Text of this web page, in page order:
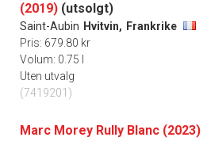
(2019) (utsolgt)
Saint-Aubin Hvitvin, Frankrike
Pris: 679.80 kr
Volum: 0.75 l
Uten utvalg
(7419201)
Marc Morey Rully Blanc (2023)